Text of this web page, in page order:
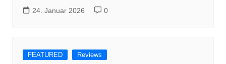
24. Januar 2026 0
FEATURED Reviews